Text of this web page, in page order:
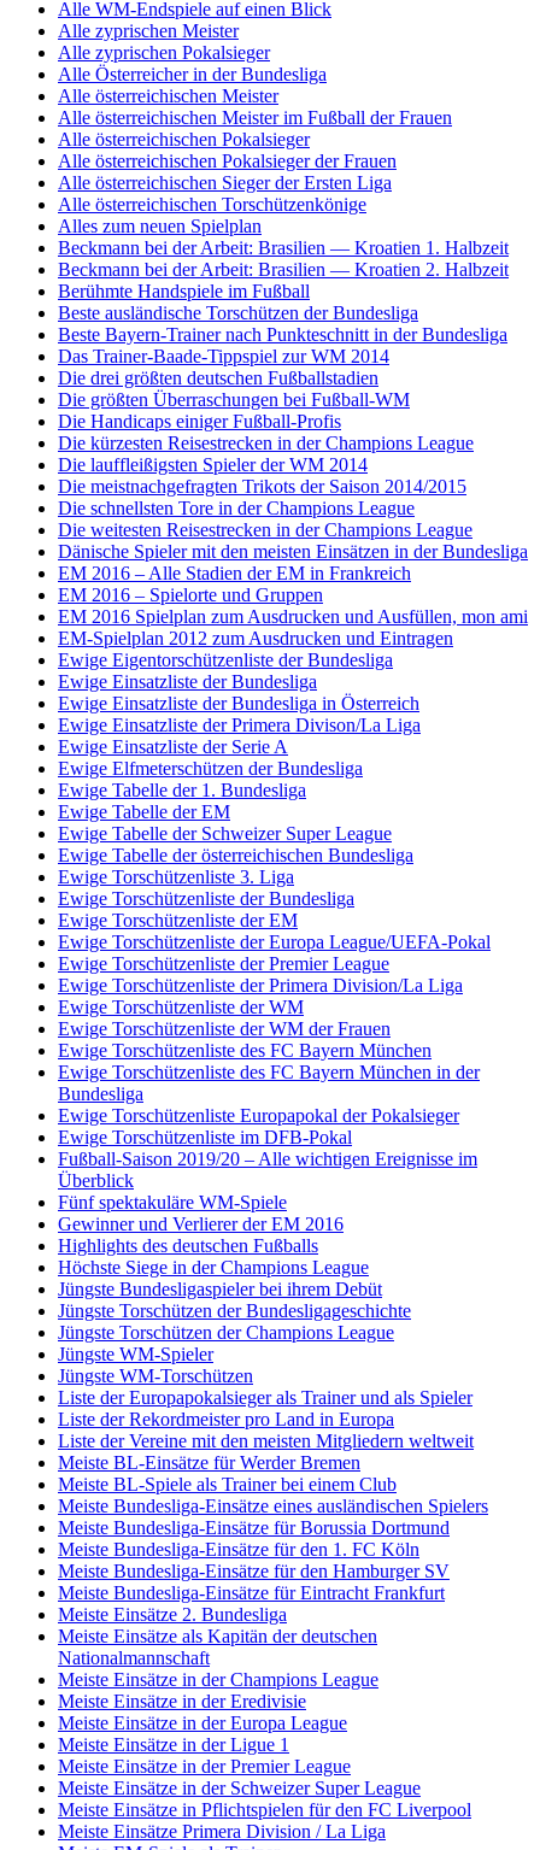
Alle WM-Endspiele auf einen Blick
Alle zyprischen Meister
Alle zyprischen Pokalsieger
Alle Österreicher in der Bundesliga
Alle österreichischen Meister
Alle österreichischen Meister im Fußball der Frauen
Alle österreichischen Pokalsieger
Alle österreichischen Pokalsieger der Frauen
Alle österreichischen Sieger der Ersten Liga
Alle österreichischen Torschützenkönige
Alles zum neuen Spielplan
Beckmann bei der Arbeit: Brasilien — Kroatien 1. Halbzeit
Beckmann bei der Arbeit: Brasilien — Kroatien 2. Halbzeit
Berühmte Handspiele im Fußball
Beste ausländische Torschützen der Bundesliga
Beste Bayern-Trainer nach Punkteschnitt in der Bundesliga
Das Trainer-Baade-Tippspiel zur WM 2014
Die drei größten deutschen Fußballstadien
Die größten Überraschungen bei Fußball-WM
Die Handicaps einiger Fußball-Profis
Die kürzesten Reisestrecken in der Champions League
Die lauffleißigsten Spieler der WM 2014
Die meistnachgefragten Trikots der Saison 2014/2015
Die schnellsten Tore in der Champions League
Die weitesten Reisestrecken in der Champions League
Dänische Spieler mit den meisten Einsätzen in der Bundesliga
EM 2016 – Alle Stadien der EM in Frankreich
EM 2016 – Spielorte und Gruppen
EM 2016 Spielplan zum Ausdrucken und Ausfüllen, mon ami
EM-Spielplan 2012 zum Ausdrucken und Eintragen
Ewige Eigentorschützenliste der Bundesliga
Ewige Einsatzliste der Bundesliga
Ewige Einsatzliste der Bundesliga in Österreich
Ewige Einsatzliste der Primera Divison/La Liga
Ewige Einsatzliste der Serie A
Ewige Elfmeterschützen der Bundesliga
Ewige Tabelle der 1. Bundesliga
Ewige Tabelle der EM
Ewige Tabelle der Schweizer Super League
Ewige Tabelle der österreichischen Bundesliga
Ewige Torschützenliste 3. Liga
Ewige Torschützenliste der Bundesliga
Ewige Torschützenliste der EM
Ewige Torschützenliste der Europa League/UEFA-Pokal
Ewige Torschützenliste der Premier League
Ewige Torschützenliste der Primera Division/La Liga
Ewige Torschützenliste der WM
Ewige Torschützenliste der WM der Frauen
Ewige Torschützenliste des FC Bayern München
Ewige Torschützenliste des FC Bayern München in der
Bundesliga
Ewige Torschützenliste Europapokal der Pokalsieger
Ewige Torschützenliste im DFB-Pokal
Fußball-Saison 2019/20 – Alle wichtigen Ereignisse im
Überblick
Fünf spektakuläre WM-Spiele
Gewinner und Verlierer der EM 2016
Highlights des deutschen Fußballs
Höchste Siege in der Champions League
Jüngste Bundesligaspieler bei ihrem Debüt
Jüngste Torschützen der Bundesligageschichte
Jüngste Torschützen der Champions League
Jüngste WM-Spieler
Jüngste WM-Torschützen
Liste der Europapokalsieger als Trainer und als Spieler
Liste der Rekordmeister pro Land in Europa
Liste der Vereine mit den meisten Mitgliedern weltweit
Meiste BL-Einsätze für Werder Bremen
Meiste BL-Spiele als Trainer bei einem Club
Meiste Bundesliga-Einsätze eines ausländischen Spielers
Meiste Bundesliga-Einsätze für Borussia Dortmund
Meiste Bundesliga-Einsätze für den 1. FC Köln
Meiste Bundesliga-Einsätze für den Hamburger SV
Meiste Bundesliga-Einsätze für Eintracht Frankfurt
Meiste Einsätze 2. Bundesliga
Meiste Einsätze als Kapitän der deutschen
Nationalmannschaft
Meiste Einsätze in der Champions League
Meiste Einsätze in der Eredivisie
Meiste Einsätze in der Europa League
Meiste Einsätze in der Ligue 1
Meiste Einsätze in der Premier League
Meiste Einsätze in der Schweizer Super League
Meiste Einsätze in Pflichtspielen für den FC Liverpool
Meiste Einsätze Primera Division / La Liga